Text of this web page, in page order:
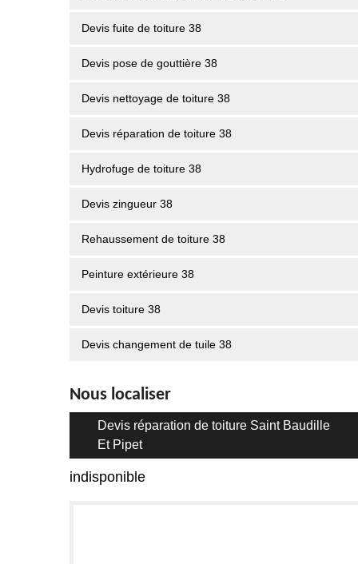
Devis fuite de toiture 38
Devis pose de gouttière 38
Devis nettoyage de toiture 38
Devis réparation de toiture 38
Hydrofuge de toiture 38
Devis zingueur 38
Rehaussement de toiture 38
Peinture extérieure 38
Devis toiture 38
Devis changement de tuile 38
Nous localiser
Devis réparation de toiture Saint Baudille
Et Pipet
indisponible